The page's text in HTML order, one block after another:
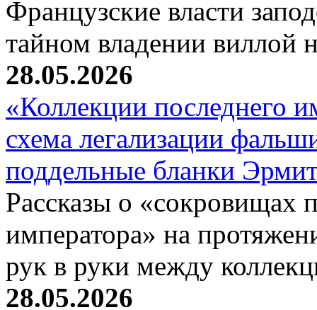
Французские власти
тайном владении виллой
28.05.2026
«Коллекции последнего
схема легализации
поддельные бланки
Рассказы о «сокровищах
императора» на
рук в руки между
28.05.2026